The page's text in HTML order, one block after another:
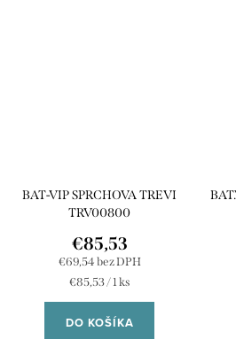
BAT-VIP SPRCHOVA TREVI
TRV00800
€69,54 bez DPH
€85,53
Jednotková
cena:
€85,53 / 1 ks
DO KOŠÍKA